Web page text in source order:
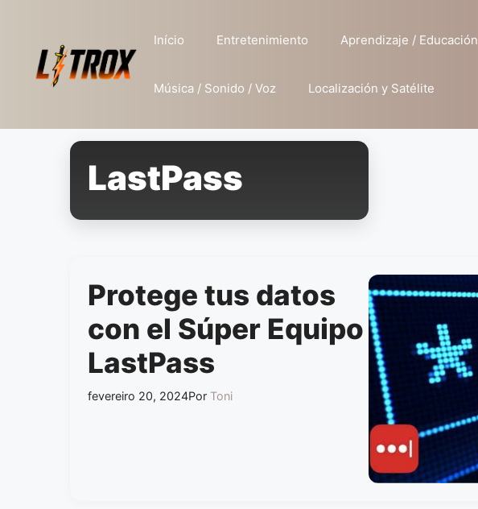
conteúdo
Início Entretenimiento Aprendizaje / Educación
Música / Sonido / Voz Localización y Satélite
LastPass
Protege tus datos
con el Súper Equipo
LastPass
fevereiro 20, 2024Por Toni